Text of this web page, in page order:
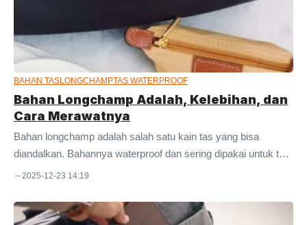
masing lembaga. Konveksi Tas Emergency Kit Custom
Profesional di Bandung Sebagai penyedia jasa konveksi tas
berpengalaman, Konveksitas.net melayani pembuatan tas
emergency kit ...
BAHAN TASLONGCHAMPTAS WATERPROOF
Bahan Longchamp Adalah, Kelebihan, dan
Cara Merawatnya
Bahan longchamp adalah salah satu kain tas yang bisa
diandalkan. Bahannya waterproof dan sering dipakai untuk tas
branded. Bagi para pencinta dan kolektor bag, material ini
dikenal memiliki banyak kelebihan. Namun, masih banyak
juga yang awam dengan namanya. Khususnya buat orang
2025-12-23 14:19